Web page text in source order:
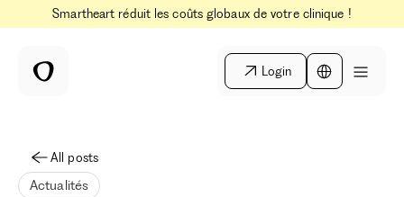
Smartheart réduit les coûts globaux de votre clinique !
Login
All posts
Actualités